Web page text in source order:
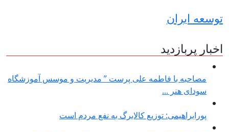
توسعه ایران
اخبار پربازدید
مصاحبه با فاطمه علی پرست ” مدیریت و موسس آموزشگاه
سودای هنر ...
پورابراهیمی: توزیع کالابرگ به نفع مردم است